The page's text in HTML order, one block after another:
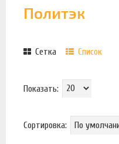
Политэк
Сетка Список
Показать:
Сортировка: